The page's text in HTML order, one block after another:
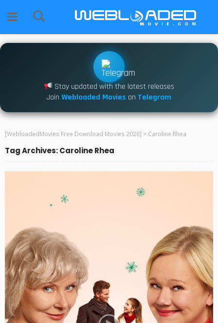
Stay updated with the latest releases
Join Webloaded Movies on Telegram
[WebloadedMovies Free Download Movies 2026] > Caroline Rhea
Tag Archives: Caroline Rhea